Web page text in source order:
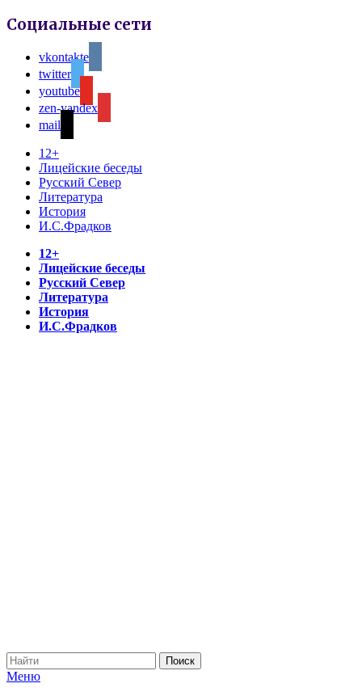
Социальные сети
vkontakte
twitter
youtube
zen-yandex
mail
12+
Лицейские беседы
Русский Север
Литература
История
И.С.Фрадков
12+
Лицейские беседы
Русский Север
Литература
История
И.С.Фрадков
Меню